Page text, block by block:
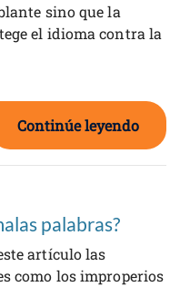
sino que la
el idioma contra la
Continúe leyendo
palabras?
artículo las
como los improperios